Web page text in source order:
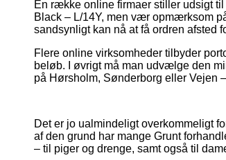
En række online firmaer stiller udsigt
Black – L/14Y, men vær opmærksom
sandsynligt kan nå at få ordren afsted
Flere online virksomheder tilbyder
beløb. I øvrigt må man udvælge den
på Hørsholm, Sønderborg eller Vejen
Det er jo ualmindeligt overkommeligt
af den grund har mange Grunt
– til piger og drenge, samt også til